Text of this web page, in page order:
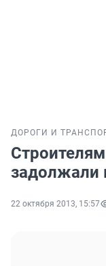
ДОРОГИ И
задолжали
22 октября 2013, 15:57